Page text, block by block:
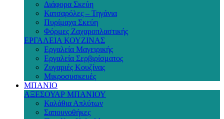
Διάφορα Σκεύη
Κατσαρόλες – Τηγάνια
Πυρίμαχα Σκεύη
Φόρμες Ζαχαροπλαστικής
ΕΡΓΑΛΕΙΑ ΚΟΥΖΙΝΑΣ
Εργαλεία Μαγειρικής
Εργαλεία Σερβιρίσματος
Ζυγαριές Κουζίνας
Μικροσυσκευές
ΜΠΑΝΙΟ
ΑΞΕΣΟΥΑΡ ΜΠΑΝΙΟΥ
Καλάθια Απλύτων
Σαπουνοθήκες